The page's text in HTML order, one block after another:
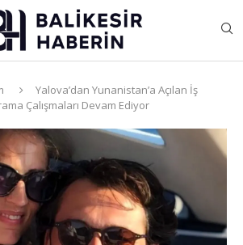
Yalova’dan Yunanistan’a Açılan İş
Çalışmaları Devam Ediyor